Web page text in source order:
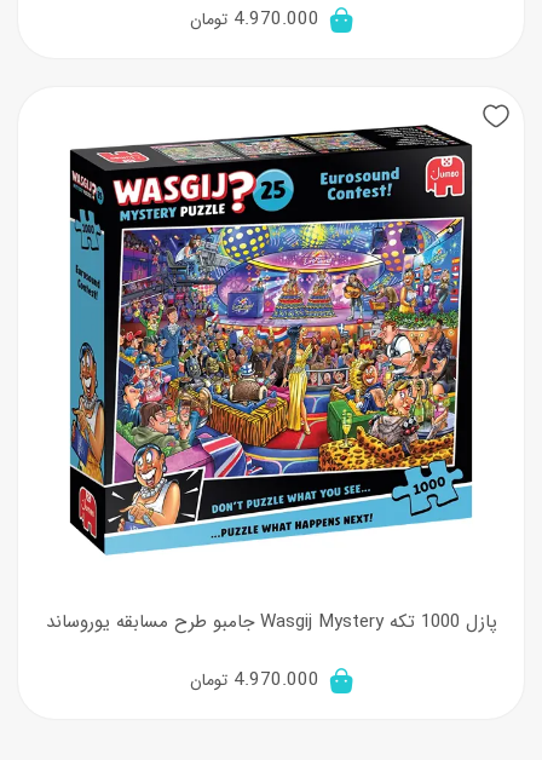
4.970.000 تومان
پازل 1000 تکه Wasgij Mystery جامبو طرح مسابقه یوروساند
4.970.000 تومان